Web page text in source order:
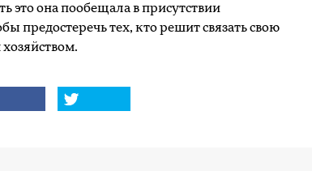
это она пообещала в присутствии
предостеречь тех, кто решит связать свою